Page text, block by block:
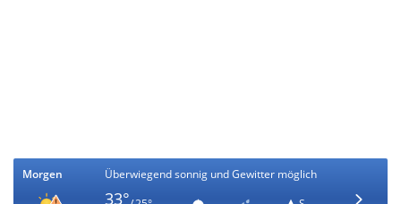
Morgen Überwiegend sonnig und Gewitter möglich
33°